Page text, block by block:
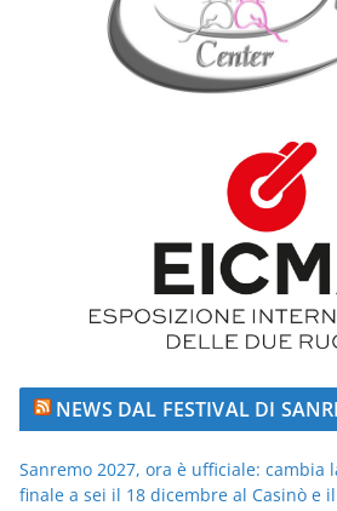
NEWS DAL FESTIVAL DI
Sanremo 2027, ora è ufficiale: cambia
finale a sei il 18 dicembre al Casinò e